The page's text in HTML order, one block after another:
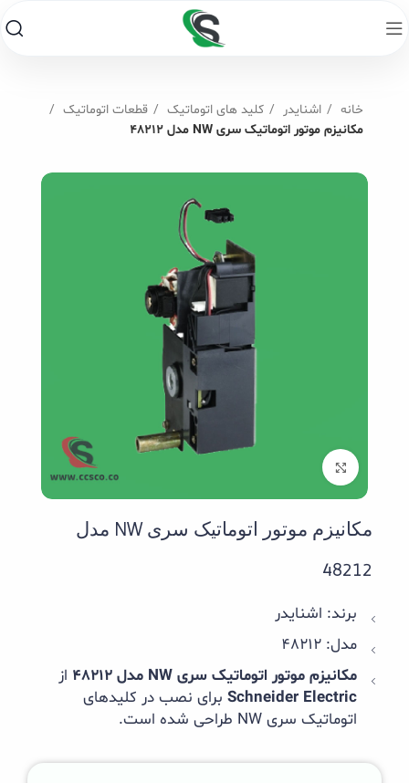
خانه اشنایدر کلید های اتوماتیک
قطعات اتوماتیک
مکانیزم موتور اتوماتیک سری NW مدل 48212
مکانیزم موتور اتوماتیک سری NW مدل
48212
برند: اشنایدر
مدل: 48212
مکانیزم موتور اتوماتیک سری NW مدل 48212
از
Schneider Electric برای نصب در کلیدهای
اتوماتیک سری NW طراحی شده است.